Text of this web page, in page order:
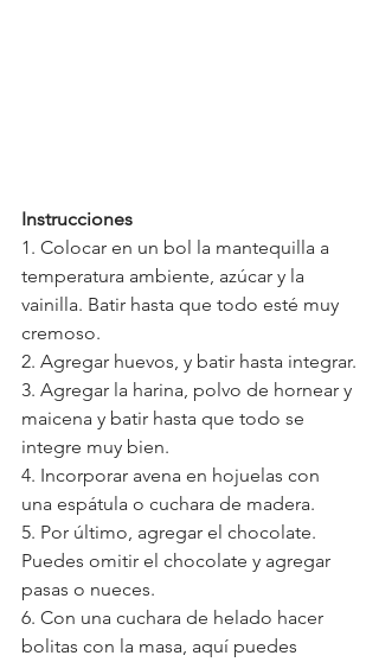
Instrucciones
1. Colocar en un bol la mantequilla a
temperatura ambiente, azúcar y la
vainilla. Batir hasta que todo esté muy
cremoso.
2. Agregar huevos, y batir hasta integrar.
3. Agregar la harina, polvo de hornear y
maicena y batir hasta que todo se
integre muy bien.
4. Incorporar avena en hojuelas con
una espátula o cuchara de madera.
5. Por último, agregar el chocolate.
Puedes omitir el chocolate y agregar
pasas o nueces.
6. Con una cuchara de helado hacer
bolitas con la masa, aquí puedes